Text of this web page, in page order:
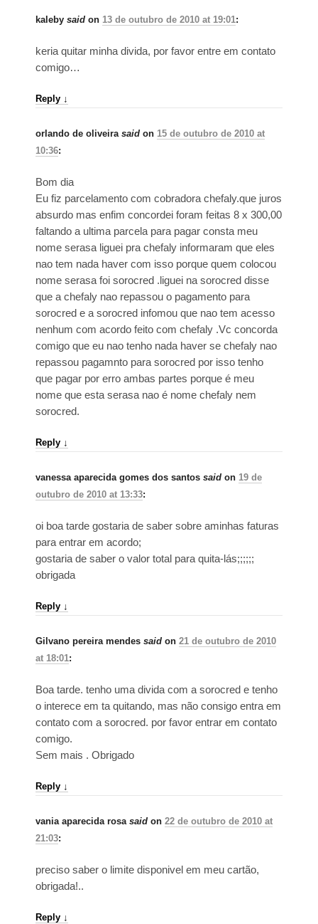
kaleby said on 13 de outubro de 2010 at 19:01:
keria quitar minha divida, por favor entre em contato
comigo…
Reply ↓
orlando de oliveira said on 15 de outubro de 2010 at
10:36:
Bom dia
Eu fiz parcelamento com cobradora chefaly.que juros
absurdo mas enfim concordei foram feitas 8 x 300,00
faltando a ultima parcela para pagar consta meu
nome serasa liguei pra chefaly informaram que eles
nao tem nada haver com isso porque quem colocou
nome serasa foi sorocred .liguei na sorocred disse
que a chefaly nao repassou o pagamento para
sorocred e a sorocred infomou que nao tem acesso
nenhum com acordo feito com chefaly .Vc concorda
comigo que eu nao tenho nada haver se chefaly nao
repassou pagamnto para sorocred por isso tenho
que pagar por erro ambas partes porque é meu
nome que esta serasa nao é nome chefaly nem
sorocred.
Reply ↓
vanessa aparecida gomes dos santos said on 19 de
outubro de 2010 at 13:33:
oi boa tarde gostaria de saber sobre aminhas faturas
para entrar em acordo;
gostaria de saber o valor total para quita-lás;;;;;;
obrigada
Reply ↓
Gilvano pereira mendes said on 21 de outubro de 2010
at 18:01:
Boa tarde. tenho uma divida com a sorocred e tenho
o interece em ta quitando, mas não consigo entra em
contato com a sorocred. por favor entrar em contato
comigo.
Sem mais . Obrigado
Reply ↓
vania aparecida rosa said on 22 de outubro de 2010 at
21:03:
preciso saber o limite disponivel em meu cartão,
obrigada!..
Reply ↓